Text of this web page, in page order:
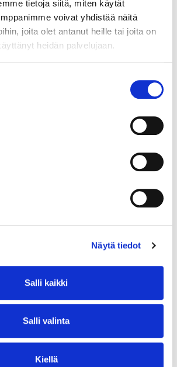
tietoja siitä, miten käytät
voivat yhdistää näitä
joita olet antanut heille tai joita on
heidän palvelujaan.
Näytä tiedot
Salli kaikki
Salli valinta
Kiellä
puhtauspalveluala
Tervetuloa opiskelemaan
Vastuullisuus on
mahdollisuus vaikuttaa valinnoillaan
ruokapalveluala:
ruokapalvelualaa!
osa ammattitaitoa